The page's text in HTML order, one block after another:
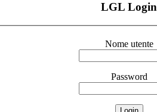
LGL Login
Nome utente
Password